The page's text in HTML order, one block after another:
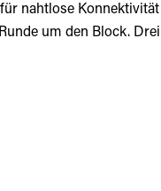
nahtlose
um den Block.